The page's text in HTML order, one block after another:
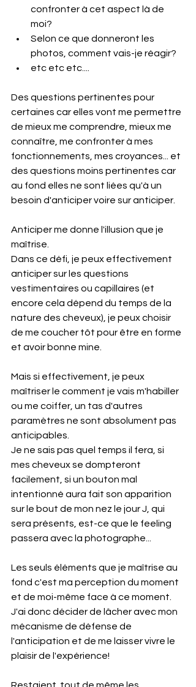
confronter à cet aspect là de
moi?
Selon ce que donneront les
photos, comment vais-je réagir?
etc etc etc....
Des questions pertinentes pour
certaines car elles vont me permettre
de mieux me comprendre, mieux me
connaître, me confronter à mes
fonctionnements, mes croyances... et
des questions moins pertinentes car
au fond elles ne sont liées qu'à un
besoin d'anticiper voire sur anticiper.
Anticiper me donne l'illusion que je
maîtrise.
Dans ce défi, je peux effectivement
anticiper sur les questions
vestimentaires ou capillaires (et
encore cela dépend du temps de la
nature des cheveux), je peux choisir
de me coucher tôt pour être en forme
et avoir bonne mine
Mais si effectivement, je peux
maîtriser le comment je vais m'habiller
ou me coiffer, un tas d'autres
paramètres ne sont absolument pas
anticipables.
Je ne sais pas quel temps il fera, si
mes cheveux se dompteront
facilement, si un bouton mal
intentionné aura fait son apparition
sur le bout de mon nez le jour J, qui
sera présents, est-ce que le feeling
passera avec la photographe...
Les seuls éléments que je maîtrise au
fond c'est ma perception du moment
et de moi-même face à ce moment.
J'ai donc décider de lâcher avec mon
mécanisme de défense de
l'anticipation et de me laisser vivre le
plaisir de l'expérience!
Restaient  tout de même les